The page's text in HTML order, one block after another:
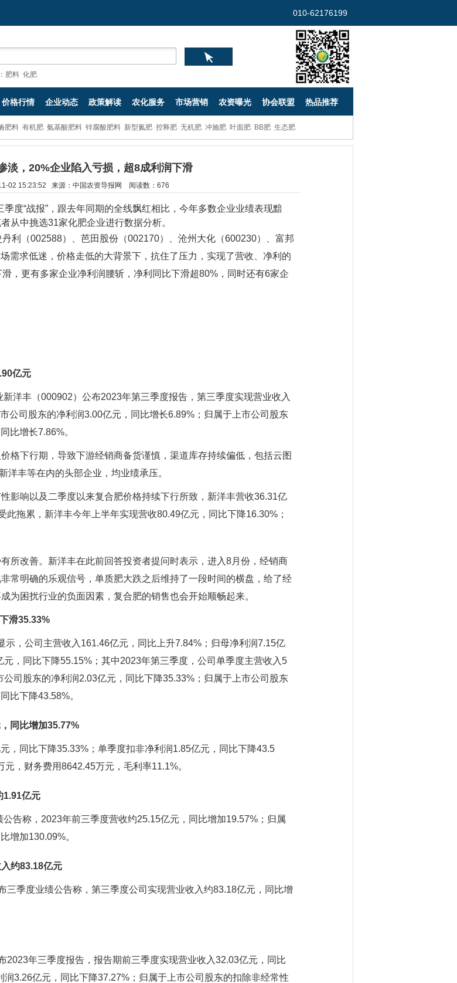
010-62176199
肥料 化肥
价格行情 企业动态 政策解读 农化服务 市场营销 农资曝光 协会联盟 热品推荐
肥料 有机肥 氨基酸肥料 锌腐酸肥料 新型氮肥 控释肥 无机肥 冲施肥 叶面肥 BB肥 生态肥
淡，20%企业陷入亏损，超8成利润下滑
02 15:23:52 来源：中国农资导报网 阅读数： 676
度“战报”，跟去年同期的全线飘红相比，今年多数企业业绩表现黯
从中挑选31家化肥企业进行数据分析。
（002588）、芭田股份（002170）、沧州大化（600230）、富邦
需求低迷，价格走低的大背景下，抗住了压力，实现了营收、净利的
，更有多家企业净利润腰斩，净利同比下滑超80%，同时还有6家企
亿元
丰（000902）公布2023年第三季度报告，第三季度实现营业收入
公司股东的净利润3.00亿元，同比增长6.89%；归属于上市公司股东
比增长7.86%。
下行期，导致下游经销商备货谨慎，渠道库存持续偏低，包括云图
丰等在内的头部企业，均业绩承压。
响以及二季度以来复合肥价格持续下行所致，新洋丰营收36.31亿
此拖累，新洋丰今年上半年实现营收80.49亿元，同比下降16.30%；
改善。新洋丰在此前回答投资者提问时表示，进入8月份，经销商
常明确的乐观信号，单质肥大跌之后维持了一段时间的横盘，给了经
为困扰行业的负面因素，复合肥的销售也会开始顺畅起来。
滑35.33%
，公司主营收入161.46亿元，同比上升7.84%；归母净利润7.15亿
，同比下降55.15%；其中2023年第三季度，公司单季度主营收入5
司股东的净利润2.03亿元，同比下降35.33%；归属于上市公司股东
比下降43.58%。
同比增加35.77%
同比下降35.33%；单季度扣非净利润1.85亿元，同比下降43.5
，财务费用8642.45万元，毛利率11.1%。
1.91亿元
称，2023年前三季度营收约25.15亿元，同比增加19.57%；归属
增加130.09%。
约83.18亿元
季度业绩公告称，第三季度公司实现营业收入约83.18亿元，同比增
年三季度报告，报告期前三季度实现营业收入32.03亿元，同比
3.26亿元，同比下降37.27%；归属于上市公司股东的扣除非经常性